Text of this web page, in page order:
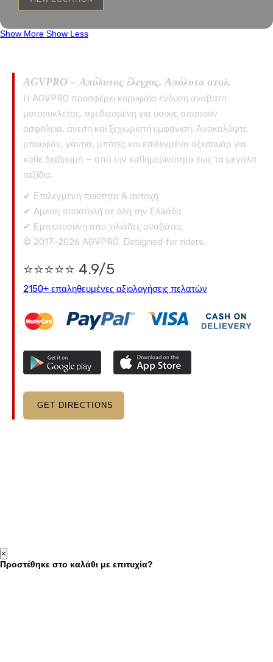
Show More Show Less
AGVPRO – Απόλυτος έλεγχος. Απόλυτο στυλ.
Η AGVPRO προσφέρει κορυφαία ένδυση αναβάτη
μοτοσυκλέτας, σχεδιασμένη για όσους απαιτούν
ασφάλεια, άνεση και ξεχωριστή εμφάνιση. Ανακαλύψτε
μπουφάν, γάντια, μπότες και επιλεγμένα αξεσουάρ για
κάθε διαδρομή — από την καθημερινότητα έως τα μεγάλα
ταξίδια.
✔ Επιλεγμένη ποιότητα & αντοχή
✔ Άμεση αποστολή σε όλη την Ελλάδα
✔ Εμπιστοσύνη από χιλιάδες αναβάτες
© 2017–2026 AGVPRO. Designed for riders.
⭐⭐⭐⭐⭐ 4.9/5
2150+ επαληθευμένες αξιολογήσεις πελατών
GET DIRECTIONS
×
Προστέθηκε στο καλάθι με επιτυχία?